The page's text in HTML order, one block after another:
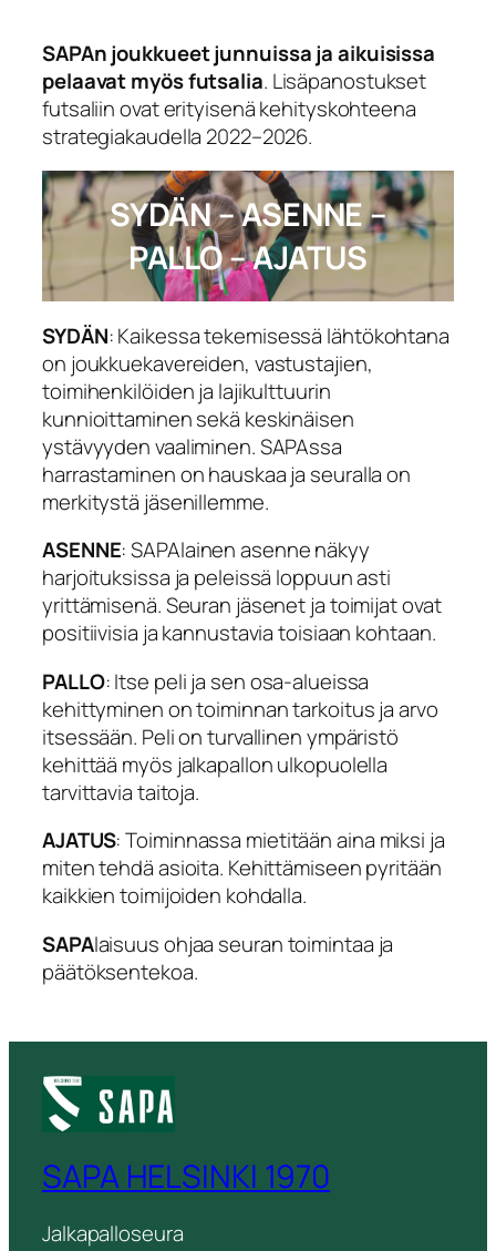
SAPAn joukkueet junnuissa ja aikuisissa
pelaavat myös futsalia. Lisäpanostukset
futsaliin ovat erityisenä kehityskohteena
strategiakaudella 2022–2026.
SYDÄN – ASENNE –
PALLO – AJATUS
SYDÄN: Kaikessa tekemisessä lähtökohtana
on joukkuekavereiden, vastustajien,
toimihenkilöiden ja lajikulttuurin
kunnioittaminen sekä keskinäisen
ystävyyden vaaliminen. SAPAssa
harrastaminen on hauskaa ja seuralla on
merkitystä jäsenillemme.
ASENNE: SAPAlainen asenne näkyy
harjoituksissa ja peleissä loppuun asti
yrittämisenä. Seuran jäsenet ja toimijat ovat
positiivisia ja kannustavia toisiaan kohtaan.
PALLO: Itse peli ja sen osa-alueissa
kehittyminen on toiminnan tarkoitus ja arvo
itsessään. Peli on turvallinen ympäristö
kehittää myös jalkapallon ulkopuolella
tarvittavia taitoja.
AJATUS: Toiminnassa mietitään aina miksi ja
miten tehdä asioita. Kehittämiseen pyritään
kaikkien toimijoiden kohdalla.
SAPAlaisuus ohjaa seuran toimintaa ja
päätöksentekoa.
SAPA HELSINKI 1970
Jalkapalloseura